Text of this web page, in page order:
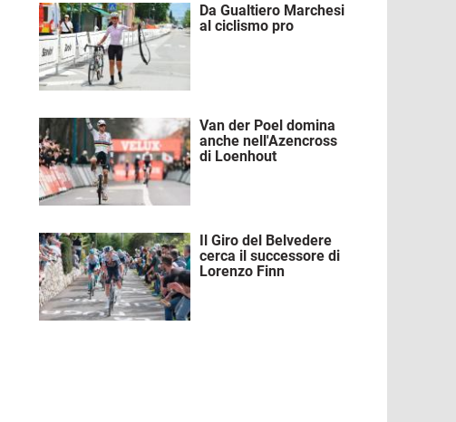
Immagine
Da Gualtiero Marchesi
al ciclismo pro
Immagine
Van der Poel domina
anche nell'Azencross
di Loenhout
Immagine
Il Giro del Belvedere
cerca il successore di
Lorenzo Finn